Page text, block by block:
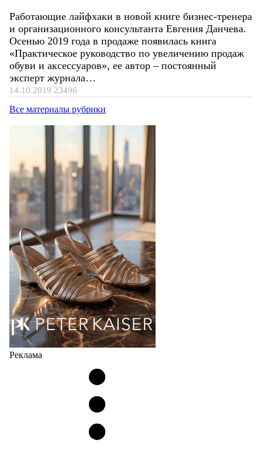
Работающие лайфхаки в новой книге бизнес-тренера
и организационного консультанта Евгения Данчева.
Осенью 2019 года в продаже появилась книга
«Практическое руководство по увеличению продаж
обуви и аксессуаров», ее автор – постоянный
эксперт журнала…
14.10.2019 23496
Все материалы рубрики
Реклама